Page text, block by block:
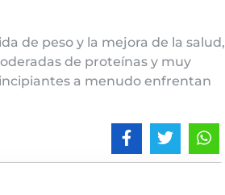
de peso y la mejora de la salud,
de proteínas y muy
a menudo enfrentan